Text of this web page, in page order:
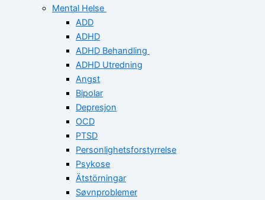
Mental Helse
ADD
ADHD
ADHD Behandling
ADHD Utredning
Angst
Bipolar
Depresjon
OCD
PTSD
Personlighetsforstyrrelse
Psykose
Ätstörningar
Søvnproblemer